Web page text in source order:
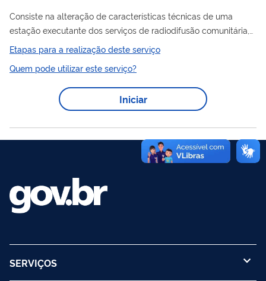
Consiste na alteração de características técnicas de uma
estação executante dos serviços de radiodifusão comunitária,
com a finalidade de atender adequadamente o município
objeto da outorga para a qual o serviço é destinado. Após o
encaminhamento, o Ministério das Comunicações irá:
Verificação de representatividade do solicitante perante o
geográficas do sistema...
Etapas para a realização deste serviço
Quem pode utilizar este serviço?
Iniciar
SERVIÇOS